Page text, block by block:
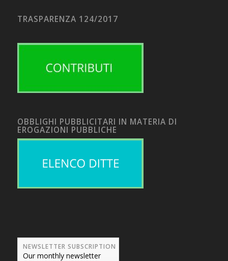
TRASPARENZA 124/2017
OBBLIGHI PUBBLICITARI IN MATERIA DI
EROGAZIONI PUBBLICHE
NEWSLETTER SUBSCRIPTION
Our monthly newsletter